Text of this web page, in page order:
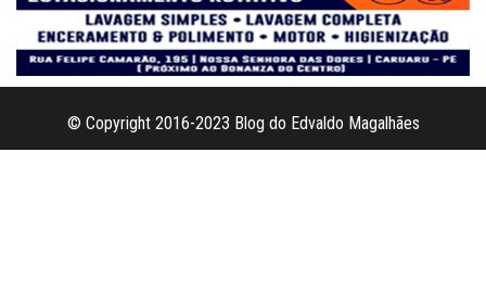
© Copyright 2016-2023 Blog do Edvaldo Magalhães